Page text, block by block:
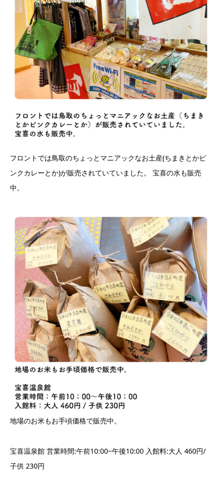
フロントでは鳥取のちょっとマニアックなお土産(ちまきとかピ
ンクカレーとか)が販売されていていました。 宝喜の水も販売
中。
地場のお米もお手頃価格で販売中。
宝喜温泉館 営業時間:午前10:00~午後10:00 入館料:大人 460円/
子供 230円